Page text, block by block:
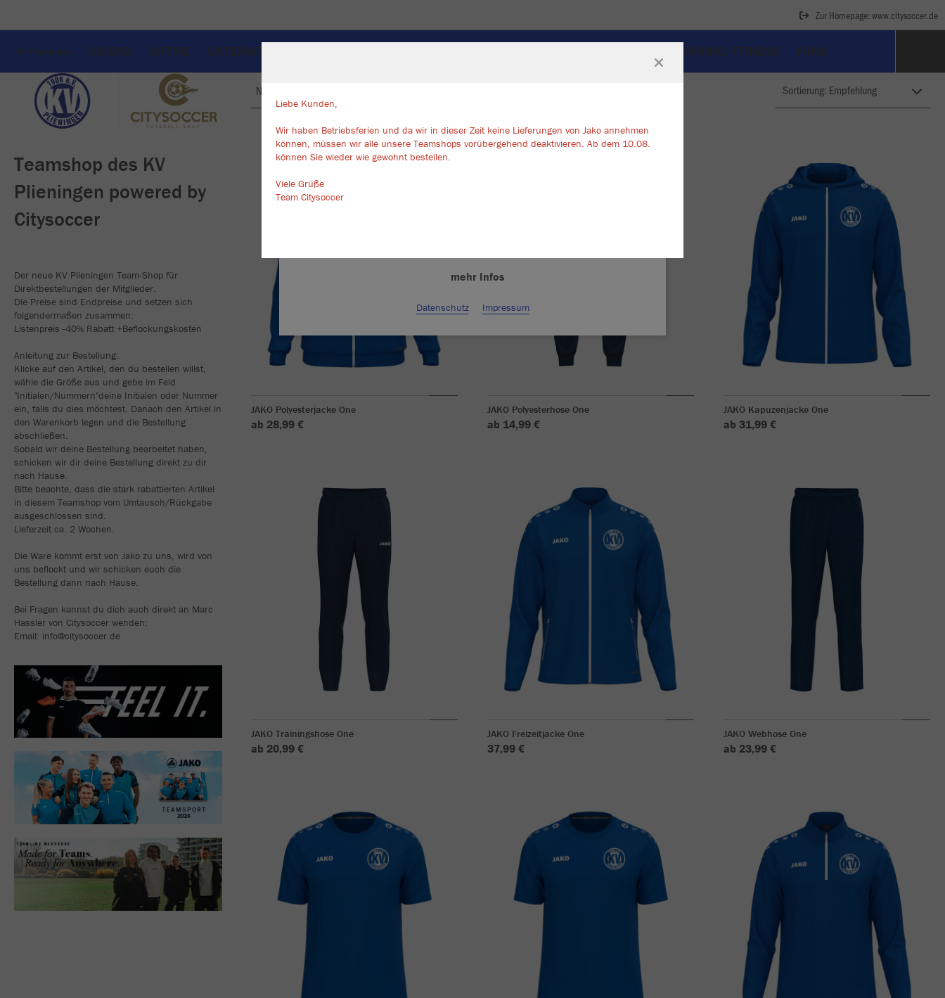
Zur Homepage: www.citysoccer.de
KV Plieningen JUGEND AKTIVE UNTERWÄSCHE RUNNING/FITNESS FANS
Teamshop des KV
Plieningen powered by
Citysoccer
Der neue KV Plieningen Team-Shop für
Direktbestellungen der Mitglieder.
Die Preise sind Endpreise und setzen sich
folgendermaßen zusammen:
Listenpreis -40% Rabatt +Beflockungskosten
Anleitung zur Bestellung:
Klicke auf den Artikel, den du bestellen willst,
wähle die Größe aus und gebe im Feld
"Initialen/Nummern"deine Initialen oder Nummer
ein, falls du dies möchtest. Danach den Artikel in
den Warenkorb legen und die Bestellung
abschließen.
Sobald wir deine Bestellung bearbeitet haben,
schicken wir dir deine Bestellung direkt zu dir
nach Hause.
Bitte beachte, dass die stark rabattierten Artikel
in diesem Teamshop vom Umtausch/Rückgabe
ausgeschlossen sind.
Lieferzeit ca. 2 Wochen.
Die Ware kommt erst von Jako zu uns, wird von
uns beflockt und wir schicken euch die
Bestellung dann nach Hause.
Bei Fragen kannst du dich auch direkt an Marc
Hassler von Citysoccer wenden:
Email: info@citysoccer.de
Nachhaltig
JAKO Polyesterjacke One
ab 28,99 €
JAKO Polyesterhose One
ab 14,99 €
JAKO Kapuzenjacke One
ab 31,99 €
JAKO Trainingshose One
ab 20,99 €
JAKO Freizeitjacke One
37,99 €
JAKO Webhose One
ab 23,99 €
Liebe Kunden,
Wir haben Betriebsferien und da wir in dieser Zeit keine Lieferungen von Jako annehmen
können, müssen wir alle unsere Teamshops vorübergehend deaktivieren. Ab dem 10.08.
können Sie wieder wie gewohnt bestellen.
Viele Grüße
Team Citysoccer
Wir verwenden Cookies
Durch die Analyse der Besucherdaten können wir dir personalisierte Inhalte
anzeigen und unsere Website verbessern. Weitere Informationen zu den
mehr Infos
Datenschutz Impressum